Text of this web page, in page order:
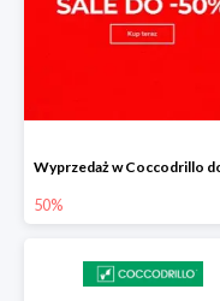
50%